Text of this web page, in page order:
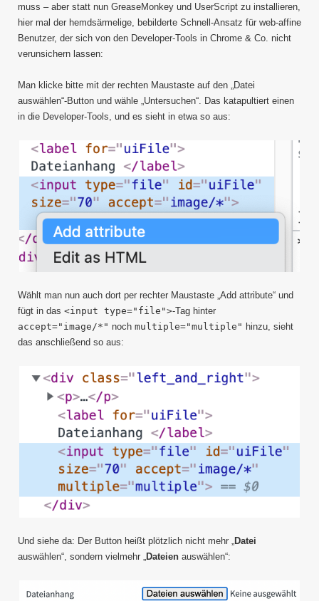
muss – aber statt nun GreaseMonkey und UserScript zu installieren,
hier mal der hemdsärmelige, bebilderte Schnell-Ansatz für web-affine
Benutzer, der sich von den Developer-Tools in Chrome & Co. nicht
verunsichern lassen:
Man klicke bitte mit der rechten Maustaste auf den „Datei
auswählen“-Button und wähle „Untersuchen“. Das katapultiert einen
in die Developer-Tools, und es sieht in etwa so aus:
Wählt man nun auch dort per rechter Maustaste „Add attribute“ und
fügt in das <input type="file">-Tag hinter
accept="image/*" noch multiple="multiple" hinzu, sieht
das anschließend so aus:
Und siehe da: Der Button heißt plötzlich nicht mehr „
Datei
auswählen“, sondern vielmehr „
Dateien auswählen“: